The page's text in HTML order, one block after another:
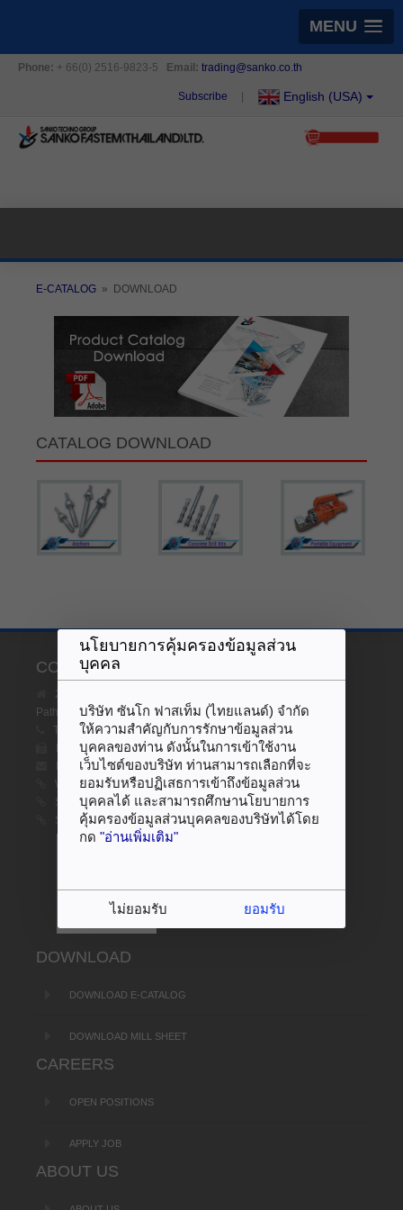
MENU
Phone: + 66(0) 2516-9823-5 Email: trading@sanko.co.th
Subscribe English (USA)
E-CATALOG » ​ DOWNLOAD
CATALOG DOWNLOAD
CONTACT US
2 Soi Phaholyothin 96, Prachatipat, Thanyaburi
Pathumthani, 12130, Thailand
TEL :
+66(0)2516-9823-5, +66(0)2516-1128-9
FAX :+66(0)2516-9385, +66(0)2516-9826
E-MAIL : trading@sanko.co.th
WEBSITE :www.sanko.co.th
SHOPPING ONLINE :www.sankofastem.co.th
SANKO TECHNO :www.sanko-techno.co.jp
DOWNLOAD
DOWNLOAD E-CATALOG
DOWNLOAD MILL SHEET
CAREERS
OPEN POSITIONS
APPLY JOB
ABOUT US
นโยบายการคุ้มครองข้อมูลส่วน
บุคคล
บริษัท ซันโก ฟาสเท็ม (ไทยแลนด์) จำกัด
ให้ความสำคัญกับการรักษาข้อมูลส่วน
บุคคลของท่าน ดังนั้นในการเข้าใช้งาน
เว็บไซต์ของบริษัท ท่านสามารถเลือกที่จะ
ยอมรับหรือปฏิเสธการเข้าถึงข้อมูลส่วน
บุคคลได้ และสามารถศึกษานโยบายการ
คุ้มครองข้อมูลส่วนบุคคลของบริษัทได้โดย
กด "อ่านเพิ่มเติม"
ไม่ยอมรับ ยอมรับ